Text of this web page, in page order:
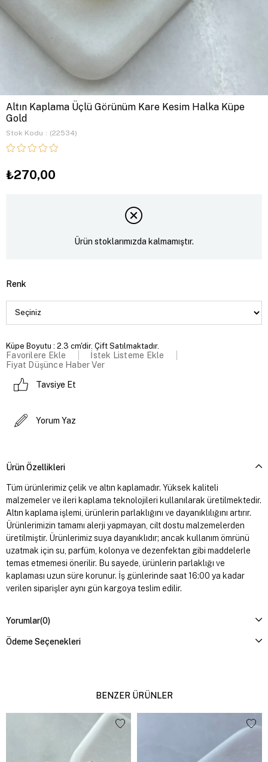
Altın Kaplama Üçlü Görünüm Kare Kesim Halka Küpe
Gold
Stok Kodu (22534)
₺270,00
Ürün stoklarımızda kalmamıştır.
Renk
Küpe Boyutu : 2.3 cm'dir. Çift Satılmaktadır.
Favorilere Ekle
İstek Listeme Ekle
Fiyat Düşünce Haber Ver
Tavsiye Et
Yorum Yaz
Ürün Özellikleri
Tüm ürünlerimiz çelik ve altın kaplamadır. Yüksek kaliteli
malzemeler ve ileri kaplama teknolojileri kullanılarak üretilmektedir.
Altın kaplama işlemi, ürünlerin parlaklığını ve dayanıklılığını artırır.
Ürünlerimizin tamamı alerji yapmayan, cilt dostu malzemelerden
üretilmiştir. Ürünlerimiz suya dayanıklıdır; ancak kullanım ömrünü
uzatmak için su, parfüm, kolonya ve dezenfektan gibi maddelerle
temas etmemesi önerilir. Bu sayede, ürünlerin parlaklığı ve
kaplaması uzun süre korunur. İş günlerinde saat 16:00 ya kadar
verilen siparişler aynı gün kargoya teslim edilir.
Yorumlar(0)
Ödeme Seçenekleri
BENZER ÜRÜNLER